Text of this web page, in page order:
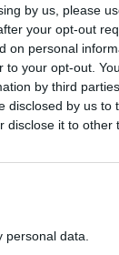
by us, please
your opt-out
on personal
your opt-out.
by third
disclosed by us to
disclose it to other
data.
tossine. A tal
i batteri che si
e pronti ad
Insomma, è
fare così tanto